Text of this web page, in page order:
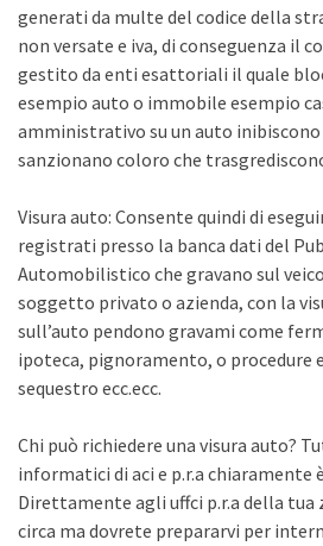
generati da multe del codice della
non versate e iva, di conseguenza il
gestito da enti esattoriali il quale
esempio auto o immobile esempio
amministrativo su un auto
sanzionano coloro che
Visura auto: Consente quindi di
registrati presso la banca dati del
Automobilistico che gravano sul
soggetto privato o azienda, con la
sull’auto pendono gravami come
ipoteca, pignoramento, o procedure
sequestro ecc.ecc.
Chi può richiedere una visura auto?
informatici di aci e p.r.a chiaramente
Direttamente agli uffci p.r.a della tua
circa ma dovrete prepararvi per